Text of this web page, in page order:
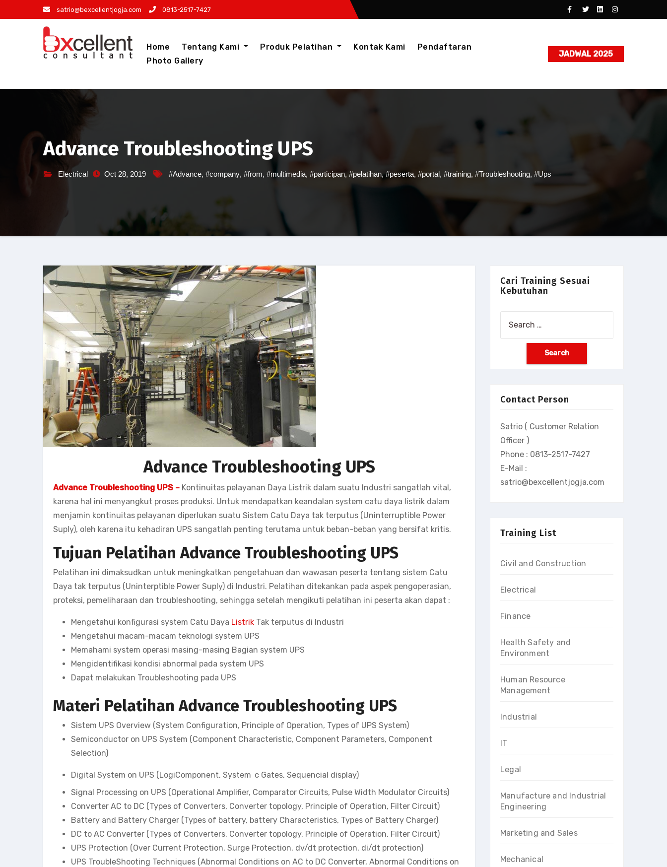
to
satrio@bexcellentjogja.com 0813-2517-7427
Home Tentang Kami Produk Pelatihan Kontak Kami
Pendaftaran
Photo Gallery
JADWAL 2025
Advance Troubleshooting UPS
Electrical Oct 28, 2019 #Advance, #company, #from, #multimedia, #participan, #pelatihan,#peserta, #portal, #training, #Troubleshooting, #Ups
Advance Troubleshooting UPS
Advance Troubleshooting UPS – Kontinuitas pelayanan Daya Listrik dalam suatu Industri sangatlah vital,
karena hal ini menyangkut proses produksi. Untuk mendapatkan keandalan system catu daya listrik dalam
menjamin kontinuitas pelayanan diperlukan suatu Sistem Catu Daya tak terputus (Uninterruptible Power
Suply), oleh karena itu kehadiran UPS sangatlah penting terutama untuk beban-beban yang bersifat kritis.
Tujuan Pelatihan Advance Troubleshooting UPS
Pelatihan ini dimaksudkan untuk meningkatkan pengetahuan dan wawasan peserta tentang sistem Catu
Daya tak terputus (Uninterptible Power Suply) di Industri. Pelatihan ditekankan pada aspek pengoperasian,
proteksi, pemeliharaan dan troubleshooting, sehingga setelah mengikuti pelatihan ini peserta akan dapat :
Mengetahui konfigurasi system Catu Daya Listrik Tak terputus di Industri
Mengetahui macam-macam teknologi system UPS
Memahami system operasi masing-masing Bagian system UPS
Mengidentifikasi kondisi abnormal pada system UPS
Dapat melakukan Troubleshooting pada UPS
Materi Pelatihan Advance Troubleshooting UPS
Sistem UPS Overview (System Configuration, Principle of Operation, Types of UPS System)
Semiconductor on UPS System (Component Characteristic, Component Parameters, Component
Selection)
Digital System on UPS (LogiComponent, System c Gates, Sequencial display)
Signal Processing on UPS (Operational Amplifier, Comparator Circuits, Pulse Width Modulator Circuits)
Converter AC to DC (Types of Converters, Converter topology, Principle of Operation, Filter Circuit)
Battery and Battery Charger (Types of battery, battery Characteristics, Types of Battery Charger)
DC to AC Converter (Types of Converters, Converter topology, Principle of Operation, Filter Circuit)
UPS Protection (Over Current Protection, Surge Protection, dv/dt protection, di/dt protection)
UPS TroubleShooting Techniques (Abnormal Conditions on AC to DC Converter, Abnormal Conditions on
Cari Training Sesuai
Kebutuhan
Contact Person
Satrio ( Customer Relation
Officer )
Phone : 0813-2517-7427
E-Mail :
satrio@bexcellentjogja.com
Training List
Civil and Construction
Electrical
Finance
Health Safety and
Environment
Human Resource
Management
Industrial
IT
Legal
Manufacture and Industrial
Engineering
Marketing and Sales
Mechanical